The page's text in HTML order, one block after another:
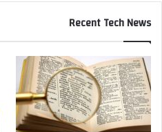
Recent Tech News